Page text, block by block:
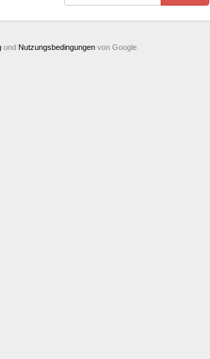
und Nutzungsbedingungen von Google.